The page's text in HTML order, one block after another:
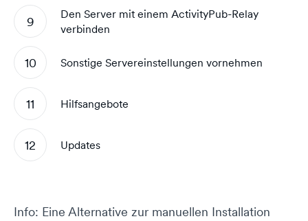
Den Server mit einem ActivityPub-Relay
verbinden
Sonstige Servereinstellungen vornehmen
Hilfsangebote
Updates
Info: Eine Alternative zur manuellen Installation